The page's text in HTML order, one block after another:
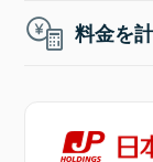
料金を